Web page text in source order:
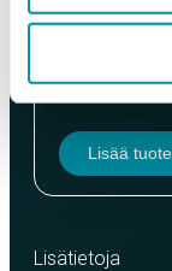
Laatu
EN AW-
EN AW-
Lisää tuote
Lisätietoja